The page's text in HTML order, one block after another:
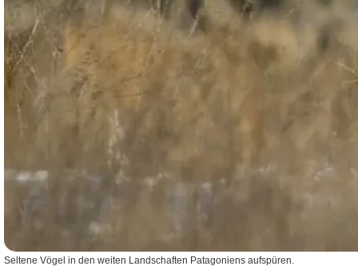
Seltene Vögel in den weiten Landschaften Patagoniens aufspüren.